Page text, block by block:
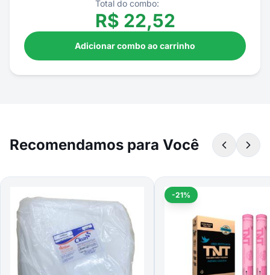
Total do combo:
R$ 22,52
Adicionar combo ao carrinho
Recomendamos para Você
-21%